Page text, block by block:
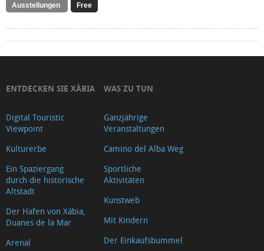
Ausstellungen Free
ENTDECKEN SIE XÀBIA
Digital Touristic
Viewpoint
Kulturerbe
Ein Spaziergang
durch die historische
Altstadt
Der Hafen von Xábia,
Duanes de la Mar
Arenal
WAS ZU TUN
Ganzjährige
Veranstaltungen
Camino del Alba Weg
Sportliche
Aktivitäten
Kunstweb
Mit Kindern
Der Einkaufsbummel